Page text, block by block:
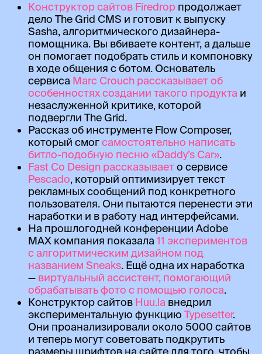
Конструктор сайтов Firedrop продолжает
дело The Grid CMS и готовит к выпуску
Sasha, алгоритмического дизайнера-
помощника. Вы вбиваете контент, а дальше
он помогает подобрать стиль и компоновку
в ходе общения с ботом. Основатель
сервиса Marc Crouch рассказывает об
особенностях создании такого продукта и
незаслуженной критике, которой
подвергли The Grid.
Рассказ об инструменте Flow Composer,
который смогсамостоятельно написать
битло-подобную песню «Daddy’s Car».
Fast Co Design рассказываето сервисе
Pescado, который оптимизирует текст
рекламных сообщений под конкретного
пользователя. Они пытаются перенести эти
наработки и в работу над интерфейсами.
На прошлогодней конференции Adobe
MAX компания показала 11 экспериментов
с алгоритмическим дизайном под
названием Sneaks. Ещё одна их наработка
— виртуальный ассистент, помогающий
обрабатывать фото с помощью голоса.
Конструктор сайтов Huu.la внедрил
экспериментальную функцию Typesetter.
Они проанализировали около 5000 сайтов
и теперь могут советовать подкрутить